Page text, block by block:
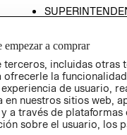
PETICIONES
QUEJAS Y
RECLAMOS
empezar a comprar
incluidas otras
ofrecerle la
de usuario,
nuestros sitios web,
a través de plataformas
sobre el usuario, los